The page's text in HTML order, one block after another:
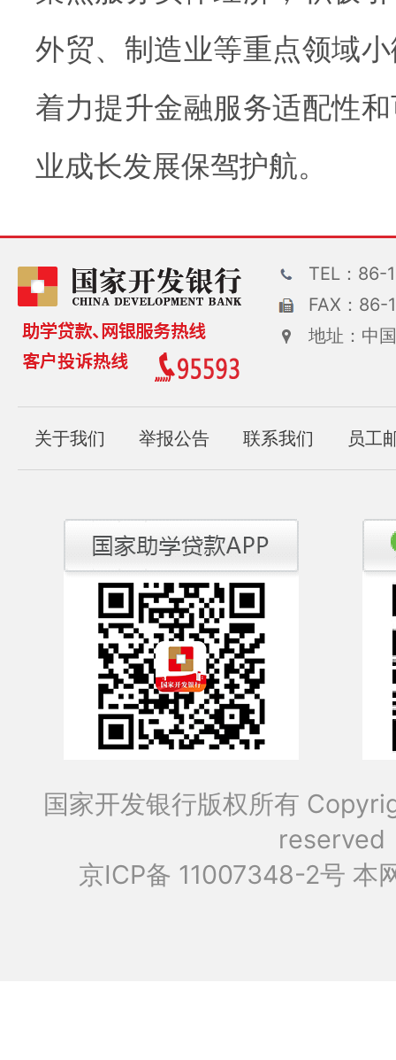
外贸、制造业等重点领域
着力提升金融服务适配性
业成长发展保驾护航。
TEL：86-
FAX：
地址：中
关于我们 举报公告 联系我们 员工
国家开发银行版权所有
reserved
京ICP备 11007348-2号 本